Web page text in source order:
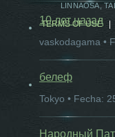
10 лет назад
vaskodagama •
белеф
Tokyo • Fecha:
Народный
LINNAOSA,
TERMS OF USE